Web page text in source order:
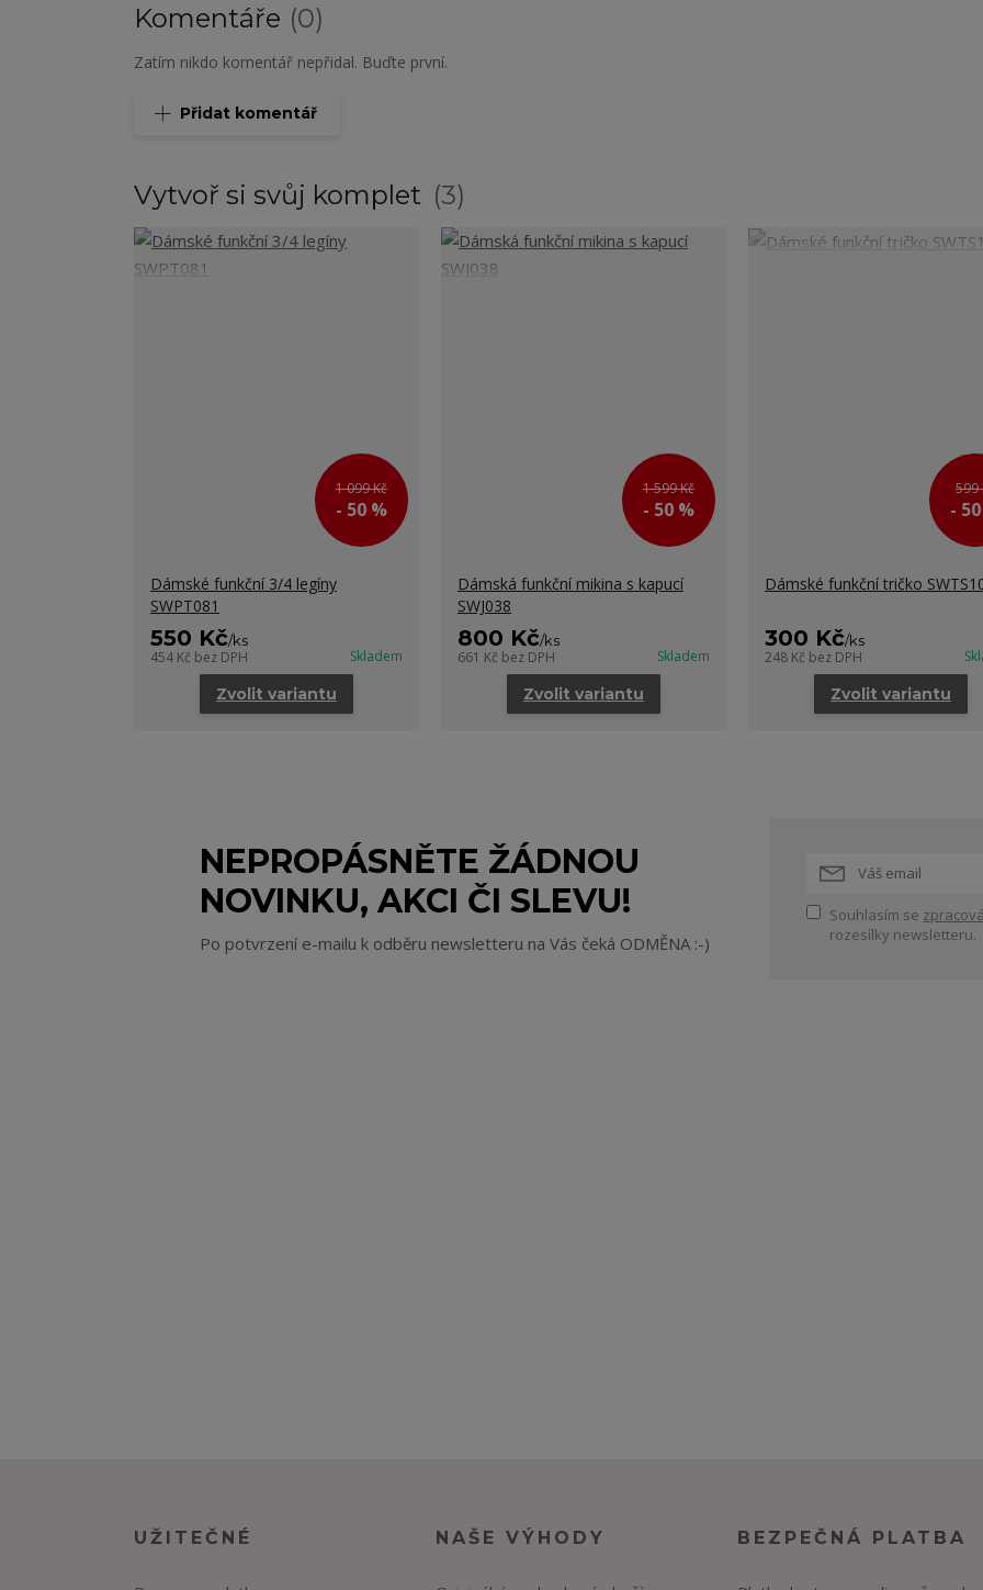
Komentáře 0
Zatím nikdo komentář nepřidal. Buďte první.
Přidat komentář
Vytvoř si svůj komplet 3
1 099 Kč
- 50 %
Dámské funkční 3/4 legíny
SWPT081
550 Kč/ks
454 Kč bez DPH Skladem
Zvolit variantu
1 599 Kč
- 50 %
Dámská funkční mikina s kapucí
SWJ038
800 Kč/ks
661 Kč bez DPH Skladem
Zvolit variantu
599
-
Dámské funkční tričko
300 Kč/ks
248 Kč bez DPH
Zvolit variantu
NEPROPÁSNĚTE ŽÁDNOU
NOVINKU, AKCI ČI SLEVU!
Po potvrzení e-mailu k odběru newsletteru na Vás čeká ODMĚNA :-)
Souhlasím se
rozesílky newsletteru.
UŽITEČNÉ NAŠE VÝHODY BEZPEČNÁ PLATBA